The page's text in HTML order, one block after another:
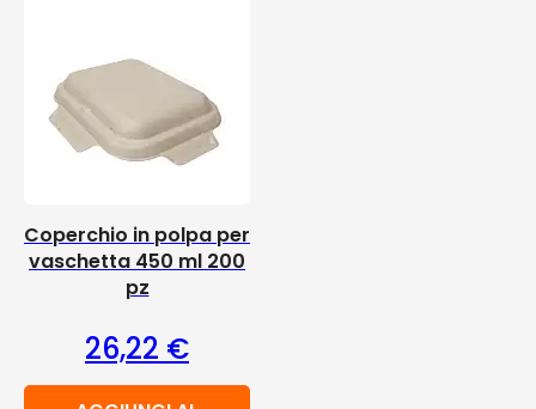
Coperchio in polpa per
vaschetta 450 ml 200
pz
26,22 €